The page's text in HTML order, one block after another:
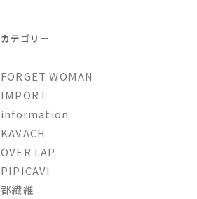
カテゴリー
FORGET WOMAN
IMPORT
information
KAVACH
OVER LAP
PIPICAVI
都繊維